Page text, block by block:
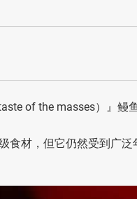
of the masses）』鳗
食材，但它仍然受到广泛